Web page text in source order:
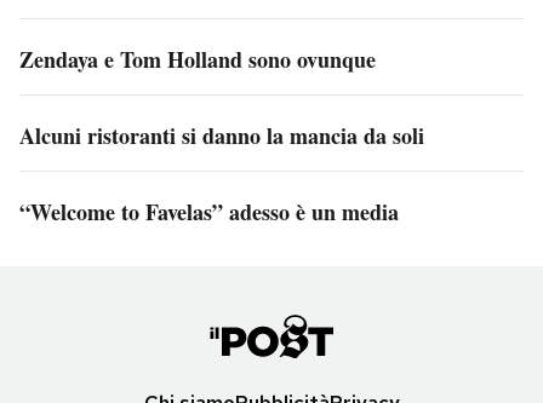
Zendaya e Tom Holland sono ovunque
Alcuni ristoranti si danno la mancia da soli
“Welcome to Favelas” adesso è un media